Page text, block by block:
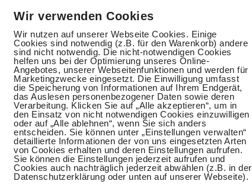
Wir verwenden Cookies
Wir nutzen auf unserer Webseite Cookies. Einige
Cookies sind notwendig (z.B. für den Warenkorb) andere
sind nicht notwendig. Die nicht-notwendigen Cookies
helfen uns bei der Optimierung unseres Online-
Angebotes, unserer Webseitenfunktionen und werden für
Marketingzwecke eingesetzt. Die Einwilligung umfasst
die Speicherung von Informationen auf Ihrem Endgerät,
das Auslesen personenbezogener Daten sowie deren
Verarbeitung. Klicken Sie auf „Alle akzeptieren“, um in
den Einsatz von nicht notwendigen Cookies einzuwilligen
oder auf „Alle ablehnen“, wenn Sie sich anders
entscheiden. Sie können unter „Einstellungen verwalten“
detaillierte Informationen der von uns eingesetzten Arten
von Cookies erhalten und deren Einstellungen aufrufen.
Sie können die Einstellungen jederzeit aufrufen und
Cookies auch nachträglich jederzeit abwählen (z.B. in der
Datenschutzerklärung oder unten auf unserer Webseite).